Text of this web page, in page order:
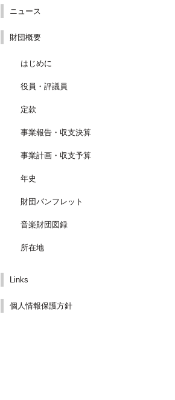
ニュース
財団概要
はじめに
役員・評議員
定款
事業報告・収支決算
事業計画・収支予算
年史
財団パンフレット
音楽財団図録
所在地
Links
個人情報保護方針